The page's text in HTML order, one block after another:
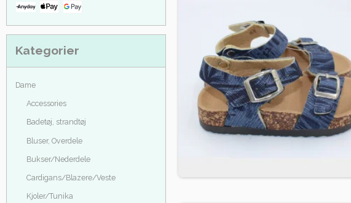
Kategorier
Dame
Accessories
Badetøj, strandtøj
Bluser, Overdele
Bukser/Nederdele
Cardigans/Blazere/Veste
Kjoler/Tunika